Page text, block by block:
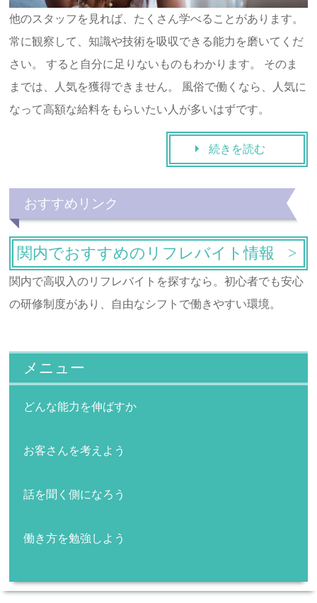
他のスタッフを見れば、たくさん学べることがあります。
常に観察して、知識や技術を吸収できる能力を磨いてくだ
さい。 すると自分に足りないものもわかります。 そのま
までは、人気を獲得できません。 風俗で働くなら、人気に
なって高額な給料をもらいたい人が多いはずです。
続きを読む
おすすめリンク
関内でおすすめのリフレバイト情報
関内で高収入のリフレバイトを探すなら。初心者でも安心
の研修制度があり、自由なシフトで働きやすい環境。
メニュー
どんな能力を伸ばすか
お客さんを考えよう
話を聞く側になろう
働き方を勉強しよう